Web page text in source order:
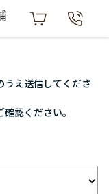
うえ送信してくださ
確認ください。